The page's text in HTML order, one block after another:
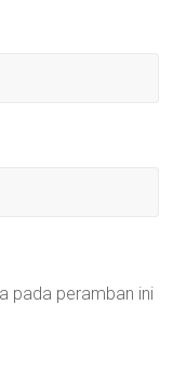
pada peramban ini